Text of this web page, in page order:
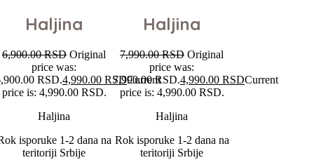
Haljina
6,900.00RSD Original
price was:
RSD.4,990.00 RSDCurrent
price is: 4,990.00 RSD.
Haljina
isporuke 1-2 dana na
teritoriji Srbije
Haljina
7,990.00RSD Original
price was:
7,990.00 RSD.4,990.00 RSDCurrent
price is: 4,990.00 RSD.
Haljina
Rok isporuke 1-2 dana na
teritoriji Srbije